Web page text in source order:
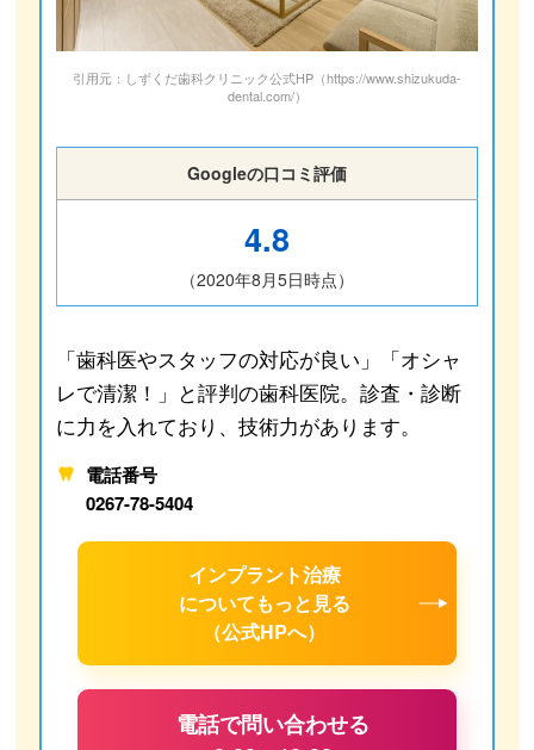
引用元：しずくだ歯科クリニック公式HP（https://www.shizukuda-
dental.com/）
Googleの口コミ評価
4.8
（2020年8月5日時点）
「歯科医やスタッフの対応が良い」「オシャ
レで清潔！」と評判の歯科医院。診査・診断
に力を入れており、技術力があります。
電話番号
0267-78-5404
インプラント治療
についてもっと見る
（公式HPへ）
電話で問い合わせる